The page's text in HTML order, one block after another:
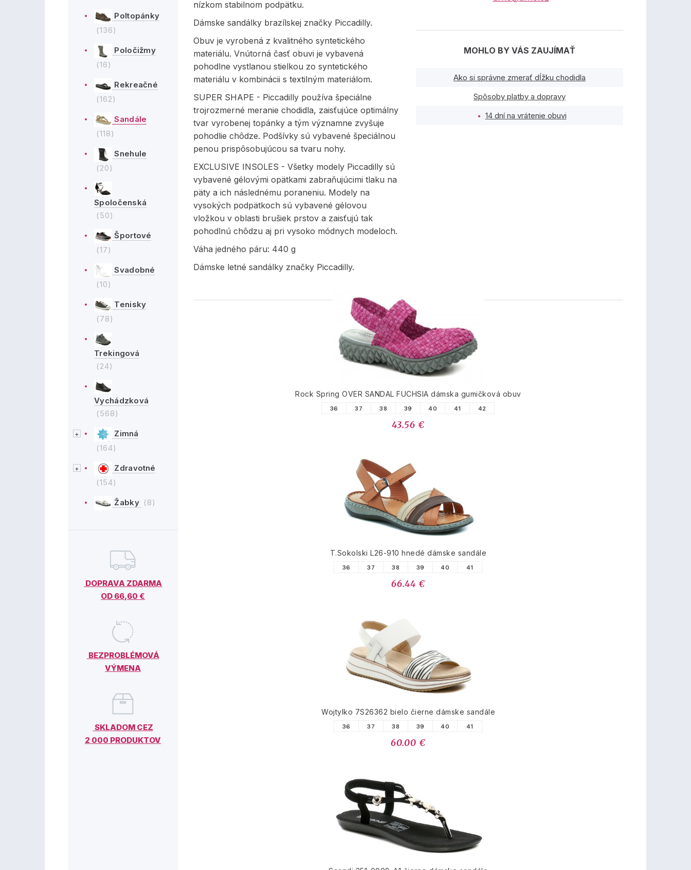
Poltopánky
(136)
Poločižmy
(16)
Rekreačné
(162)
Sandále
(118)
Snehule
(20)
Spoločenská
(50)
Športové
(17)
Svadobné
(10)
Tenisky
(78)
Trekingová
(24)
Vychádzková
(568)
Zimná
(164)
Zdravotné
(154)
Žabky (8)
DOPRAVA ZDARMA
OD 66,60 €
BEZPROBLÉMOVÁ
VÝMENA
SKLADOM CEZ
2 000 PRODUKTOV
nízkom stabilnom podpätku.
Dámske sandálky brazílskej značky Piccadilly.
Obuv je vyrobená z kvalitného syntetického
materiálu. Vnútorná časť obuvi je vybavená
pohodlne vystlanou stielkou zo syntetického
materiálu v kombinácii s textilným materiálom.
SUPER SHAPE - Piccadilly používa špeciálne
trojrozmerné meranie chodidla, zaisťujúce optimálny
tvar vyrobenej topánky a tým významne zvyšuje
pohodlie chôdze. Podšívky sú vybavené špeciálnou
penou prispôsobujúcou sa tvaru nohy.
EXCLUSIVE INSOLES - Všetky modely Piccadilly sú
vybavené gélovými opätkami zabraňujúcimi tlaku na
päty a ich následnému poraneniu. Modely na
vysokých podpätkoch sú vybavené gélovou
vložkou v oblasti brušiek prstov a zaisťujú tak
pohodlnú chôdzu aj pri vysoko módnych modeloch.
Váha jedného páru: 440 g
Dámske letné sandálky značky Piccadilly.
MOHLO BY VÁS ZAUJÍMAŤ
Ako si správne zmerať dĺžku chodidla
Spôsoby platby a dopravy
14 dní na vrátenie obuvi
PODOBNÉ PRODUKTY
Rock Spring OVER SANDAL FUCHSIA dámska gumičková obuv
36 37 38 39 40 41 42
43.56 €
T.Sokolski L26-910 hnedé dámske sandále
36 37 38 39 40 41
66.44 €
Wojtylko 7S26362 bielo čierne dámske sandále
36 37 38 39 40 41
60.00 €